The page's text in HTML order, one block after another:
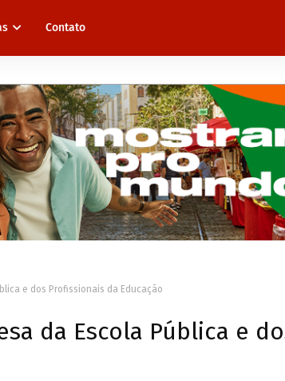
Contato
e dos Profissionais da Educação
da Escola Pública e